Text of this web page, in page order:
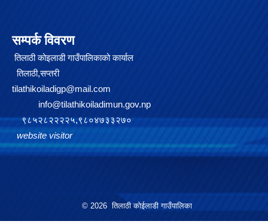
सम्पर्क विवरण
तिलाठी कोइलाडी गाउँपालिकाको कार्याल
तिलाठी,सप्तरी
tilathikoiladigp@mail.com
info@tilathikoiladimun.gov.np
९८५२८२२२२५,९८०४७३३२७०
website visitor
© 2026 तिलाठी कोईलाडी गाउँपालिका